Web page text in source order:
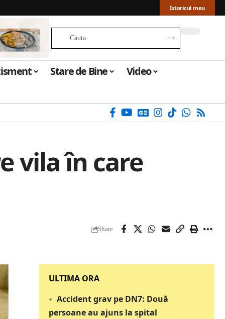
Istoricul meu
Stare de Bine Video
vila în care
Share
‎‎‎‎‎‎‎ULTIMA ORA
Accident grav pe DN7: Două
persoane au ajuns la spital